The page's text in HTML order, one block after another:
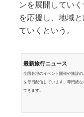
ンを展開してい
を応援し、地域
ていくという。
最新旅行ニュース
全国各地のイベント開催や施設
を毎日配信しています。専門紙
できます。